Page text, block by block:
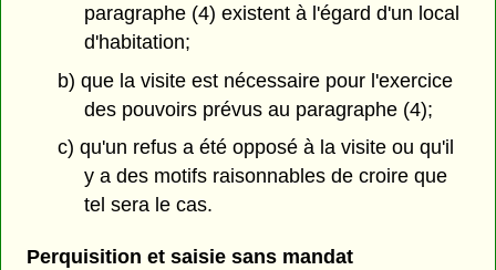
paragraphe (4) existent à l'égard d'un local
d'habitation;
b) que la visite est nécessaire pour l'exercice
des pouvoirs prévus au paragraphe (4);
c) qu'un refus a été opposé à la visite ou qu'il
y a des motifs raisonnables de croire que
tel sera le cas.
Perquisition et saisie sans mandat